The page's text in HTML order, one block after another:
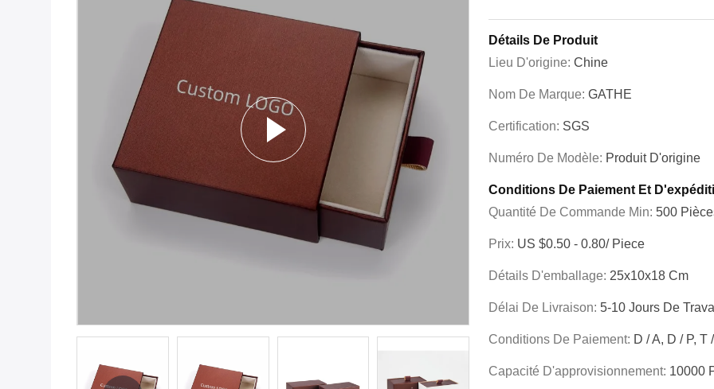
Détails De Produit
Lieu D'origine: Chine
Nom De Marque: GATHE
Certification: SGS
Numéro De Modèle: Produit D'origine
Conditions De Paiement Et
Quantité De Commande Min: 500
Prix: US $0.50 - 0.80/ Piece
Détails D'emballage: 25x10x18 Cm
Délai De Livraison: 5-10 Jours De
Conditions De Paiement: D / A, D / P, T
Capacité D'approvisionnement: 10000